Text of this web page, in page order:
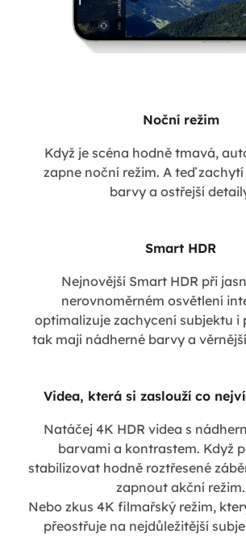
Noční režim
Když je scéna hodně tmavá,
zapne noční režim. A teď
barvy a ostřejší
Smart HDR
Nejnovější Smart HDR při
nerovnoměrném osvětlení
optimalizuje zachycení subjektu i
tak mají nádherné barvy a
Videa, která si zaslouží co
Natáčej 4K HDR videa s
barvami a kontrastem. Když
stabilizovat hodně roztřesené
zapnout akční režim.
Nebo zkus 4K filmařský režim,
přeostřuje na nejdůležitější